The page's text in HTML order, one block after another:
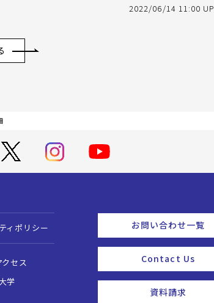
2022/06/14 11:00 UP
ィポリシー
クセス
学
お問い合わせ一覧
Contact Us
資料請求